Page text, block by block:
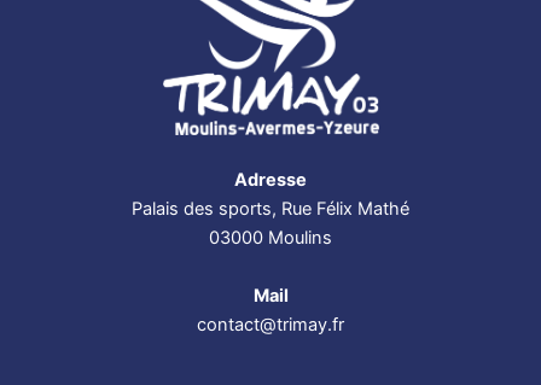
Adresse
Palais des sports, Rue Félix Mathé
03000 Moulins
Mail
contact@trimay.fr